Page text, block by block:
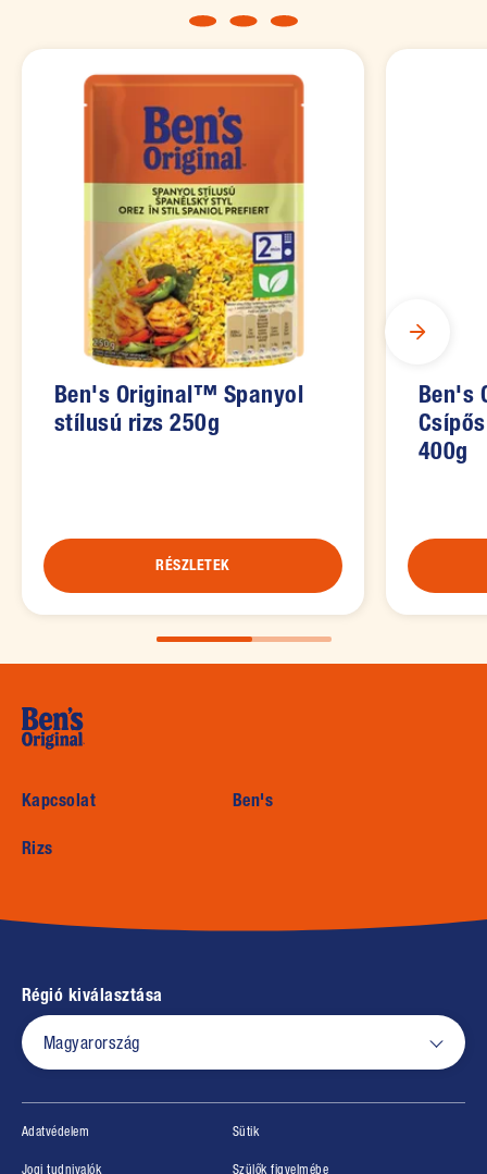
Ben's Original™ Spanyol
stílusú rizs 250g
RÉSZLETEK
Ben's
400g
Kapcsolat(opens in new window)
Ben's
Rizs
Adatvédelem Sütik(opens in new window)
Jogi tudnivalók(opens in new window) Szülők figyelmébe(opens in new window)
Régió kiválasztása
Magyarország